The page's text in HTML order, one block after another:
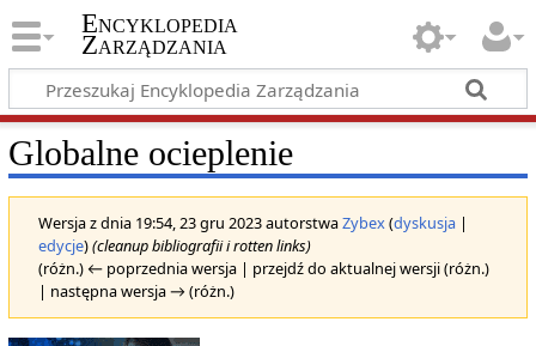
Encyklopedia
Zarządzania
Globalne ocieplenie
Wersja z dnia 19:54, 23 gru 2023 autorstwaZybex(dyskusja|
edycje)(cleanup bibliografii i rotten links)
(różn.) ← poprzednia wersja | przejdź do aktualnej wersji (różn.)
| następna wersja → (różn.)